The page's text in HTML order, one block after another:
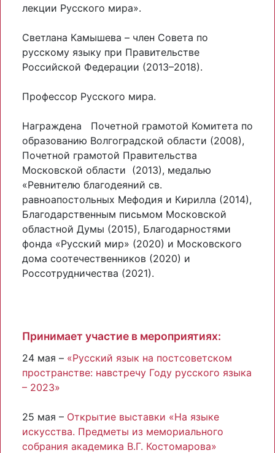
лекции Русского мира».
Светлана Камышева – член Совета по
русскому языку при Правительстве
Российской Федерации (2013–2018).
Профессор Русского мира.
Награждена Почетной грамотой Комитета по
образованию Волгоградской области (2008),
Почетной грамотой Правительства
Московской области (2013), медалью
«Ревнителю благодеяний св.
равноапостольных Мефодия и Кирилла (2014),
Благодарственным письмом Московской
областной Думы (2015), Благодарностями
фонда «Русский мир» (2020) и Московского
дома соотечественников (2020) и
Россотрудничества (2021).
Принимает участие в мероприятиях:
24 мая – «Русский язык на постсоветском
пространстве: навстречу Году русского языка
– 2023»
25 мая – Открытие выставки «На языке
искусства. Предметы из мемориального
собрания академика В.Г. Костомарова»